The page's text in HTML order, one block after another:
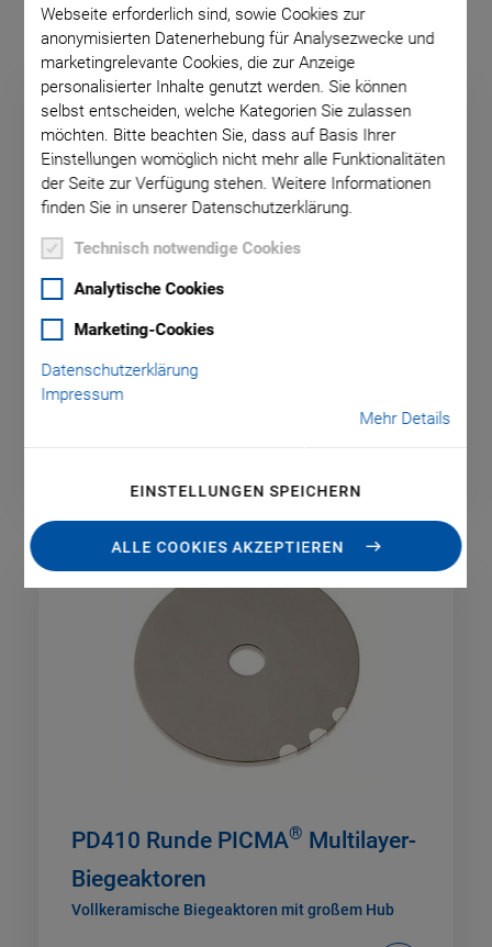
Webseite erforderlich sind, sowie Cookies zur
anonymisierten Datenerhebung für Analysezwecke und
marketingrelevante Cookies, die zur Anzeige
personalisierter Inhalte genutzt werden. Sie können
selbst entscheiden, welche Kategorien Sie zulassen
möchten. Bitte beachten Sie, dass auf Basis Ihrer
Einstellungen womöglich nicht mehr alle Funktionalitäten
der Seite zur Verfügung stehen. Weitere Informationen
finden Sie in unserer Datenschutzerklärung.
Technisch notwendige Cookies
Analytische Cookies
Marketing-Cookies
Datenschutzerklärung
Impressum
Mehr Details
EINSTELLUNGEN SPEICHERN
ALLE COOKIES AKZEPTIEREN
PL112 – PL140 PICMA
Vollkeramische Biegeaktoren mit großem Hub
PD410 Runde PICMA® Multilayer-
Biegeaktoren
Vollkeramische Biegeaktoren mit großem Hub